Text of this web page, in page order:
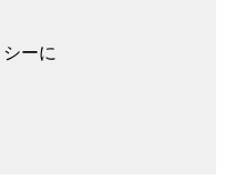
ーに